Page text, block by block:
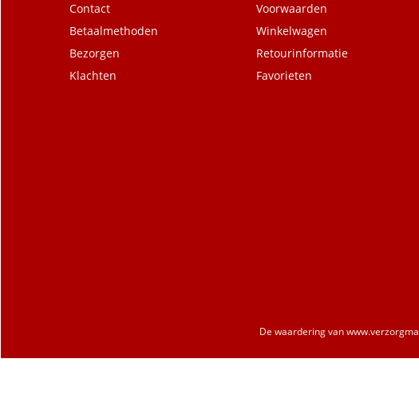
Contact
Betaalmethoden
Bezorgen
Klachten
Voorwaarden
Winkelwagen
Retourinformatie
Favorieten
De waardering van